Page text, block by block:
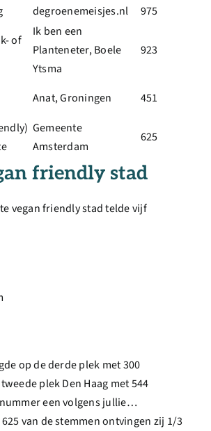
degroenemeisjes.nl
975
of
Ik ben een
Planteneter, Boele
Ytsma
923
Anat, Groningen
451
Gemeente
Amsterdam
625
friendly stad
vegan friendly stad telde vijf
op de derde plek met 300
plek Den Haag met 544
een volgens jullie…
van de stemmen ontvingen zij 1/3